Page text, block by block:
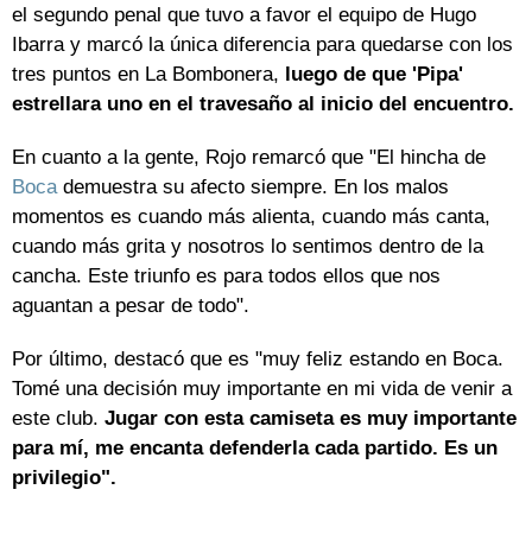
el segundo penal que tuvo a favor el equipo de Hugo
Ibarra y marcó la única diferencia para quedarse con los
tres puntos en La Bombonera, luego de que 'Pipa'
estrellara uno en el travesaño al inicio del encuentro.
En cuanto a la gente, Rojo remarcó que "El hincha de
Bocademuestra su afecto siempre. En los malos
momentos es cuando más alienta, cuando más canta,
cuando más grita y nosotros lo sentimos dentro de la
cancha. Este triunfo es para todos ellos que nos
aguantan a pesar de todo".
Por último, destacó que es "muy feliz estando en Boca.
Tomé una decisión muy importante en mi vida de venir a
este club. Jugar con esta camiseta es muy importante
para mí, me encanta defenderla cada partido. Es un
privilegio".